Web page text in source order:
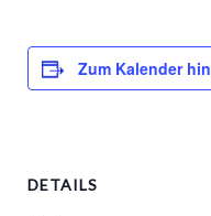
Zum Kalender
DETAILS